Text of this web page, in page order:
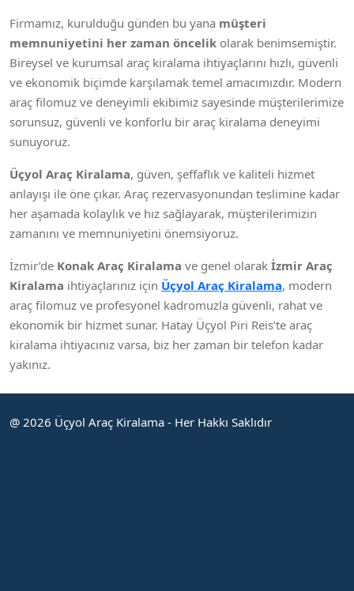
Firmamız, kurulduğu günden bu yana müşteri
memnuniyetini her zaman öncelik olarak benimsemiştir.
Bireysel ve kurumsal araç kiralama ihtiyaçlarını hızlı, güvenli
ve ekonomik biçimde karşılamak temel amacımızdır. Modern
araç filomuz ve deneyimli ekibimiz sayesinde müşterilerimize
sorunsuz, güvenli ve konforlu bir araç kiralama deneyimi
sunuyoruz.
Üçyol Araç Kiralama, güven, şeffaflık ve kaliteli hizmet
anlayışı ile öne çıkar. Araç rezervasyonundan teslimine kadar
her aşamada kolaylık ve hız sağlayarak, müşterilerimizin
zamanını ve memnuniyetini önemsiyoruz.
İzmir’de Konak Araç Kiralama ve genel olarak İzmir Araç
Kiralama ihtiyaçlarınız için Üçyol Araç Kiralama, modern
araç filomuz ve profesyonel kadromuzla güvenli, rahat ve
ekonomik bir hizmet sunar. Hatay Üçyol Piri Reis’te araç
kiralama ihtiyacınız varsa, biz her zaman bir telefon kadar
yakınız.
@ 2026 Üçyol Araç Kiralama - Her Hakkı Saklıdır